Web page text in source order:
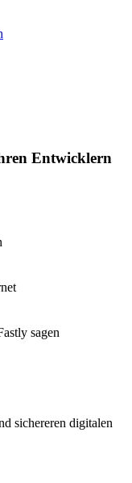
Entwicklern
sagen
sichereren digitalen